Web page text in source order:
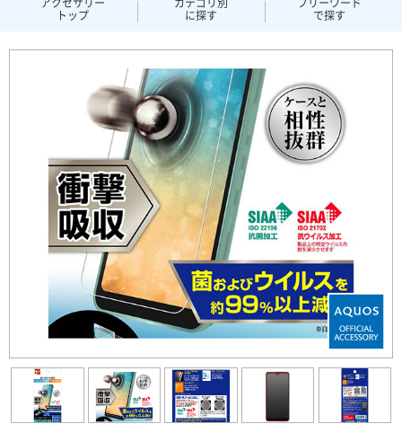
アクセサリー
トップ
カテゴリ別
に探す
フリーワード
で探す